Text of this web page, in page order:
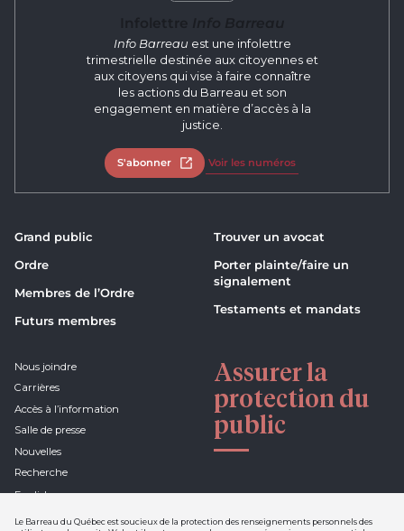
Le Barreau du Québec est soucieux de la protection des renseignements personnels des
Info Barreau est une infolettre
trimestrielle destinée aux citoyennes et
aux citoyens qui vise à faire connaître
les actions du Barreau et son
engagement en matière d’accès à la
justice.
S'abonner Ouvrir dans un nouvel onglet
Voir les numéros
Grand public
Ordre
Membres de l’Ordre
Futurs membres
Trouver un avocat
Porter plainte/faire un
signalement
Testaments et mandats
Nous joindre
Carrières
Accès à l’information
Salle de presse
Nouvelles
Recherche
English
Assurer la
protection du
public